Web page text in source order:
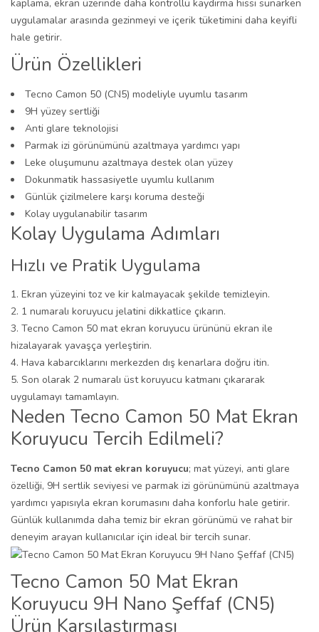
kaplama, ekran üzerinde daha kontrollü kaydırma hissi sunarken
uygulamalar arasında gezinmeyi ve içerik tüketimini daha keyifli
hale getirir.
Ürün Özellikleri
Tecno Camon 50 (CN5) modeliyle uyumlu tasarım
9H yüzey sertliği
Anti glare teknolojisi
Parmak izi görünümünü azaltmaya yardımcı yapı
Leke oluşumunu azaltmaya destek olan yüzey
Dokunmatik hassasiyetle uyumlu kullanım
Günlük çizilmelere karşı koruma desteği
Kolay uygulanabilir tasarım
Kolay Uygulama Adımları
Hızlı ve Pratik Uygulama
Ekran yüzeyini toz ve kir kalmayacak şekilde temizleyin.
1 numaralı koruyucu jelatini dikkatlice çıkarın.
Tecno Camon 50 mat ekran koruyucu ürününü ekran ile
hizalayarak yavaşça yerleştirin.
Hava kabarcıklarını merkezden dış kenarlara doğru itin.
Son olarak 2 numaralı üst koruyucu katmanı çıkararak
uygulamayı tamamlayın.
Neden Tecno Camon 50 Mat Ekran
Koruyucu Tercih Edilmeli?
Tecno Camon 50 mat ekran koruyucu; mat yüzeyi, anti glare
özelliği, 9H sertlik seviyesi ve parmak izi görünümünü azaltmaya
yardımcı yapısıyla ekran korumasını daha konforlu hale getirir.
Günlük kullanımda daha temiz bir ekran görünümü ve rahat bir
deneyim arayan kullanıcılar için ideal bir tercih sunar.
Tecno Camon 50 Mat Ekran
Koruyucu 9H Nano Şeffaf (CN5)
Ürün Karşılaştırması